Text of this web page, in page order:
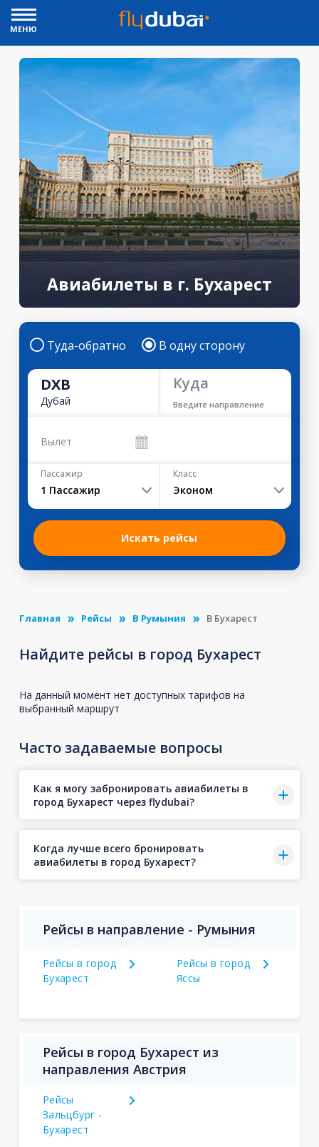
МЕНЮ
Авиабилеты в г. Бухарест
Туда-обратно В одну сторону
DXB
Дубай
Куда
Введите направление
Вылет
Пассажир
1 Пассажир
Класс
Эконом
Искать рейсы
Главная Рейсы В Румыния В Бухарест
Найдите рейсы в город Бухарест
На данный момент нет доступных тарифов на
выбранный маршрут
Часто задаваемые вопросы
Как я могу забронировать авиабилеты в
город Бухарест через flydubai?
Когда лучше всего бронировать
авиабилеты в город Бухарест?
Рейсы в направление - Румыния
Рейсы в город
Бухарест
Рейсы в город
Яссы
Рейсы в город Бухарест из
направления Австрия
Рейсы
Зальцбург -
Бухарест